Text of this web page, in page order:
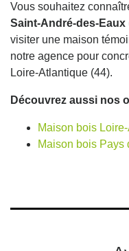
Vous souhaitez
Saint-André-des-Eaux
visiter une maison
notre agence pour
Loire-Atlantique (44).
Découvrez aussi nos
Maison bois
Maison bois Pays